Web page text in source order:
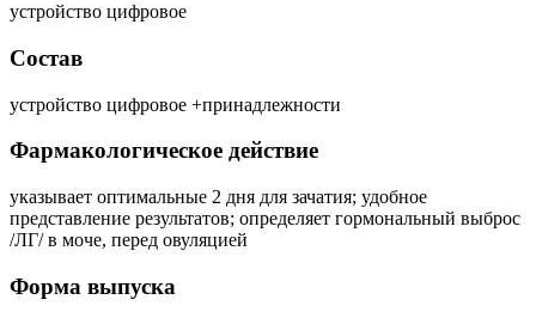
устройство цифровое
Состав
устройство цифровое +принадлежности
Фармакологическое действие
указывает оптимальные 2 дня для зачатия; удобное
представление результатов; определяет гормональный выброс
/ЛГ/ в моче, перед овуляцией
Форма выпуска